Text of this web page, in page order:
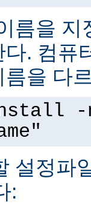
름을 지
. 컴퓨
을 다
-
설정파
: